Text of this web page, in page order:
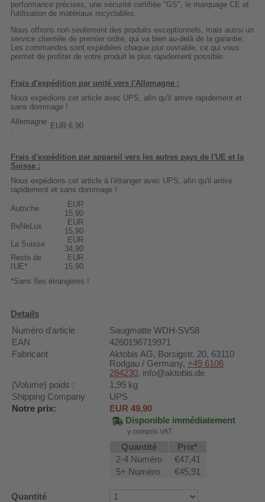
performance précises, une sécurité certifiée "GS", le marquage CE et
l'utilisation de matériaux recyclables.
Nous offrons non seulement des produits exceptionnels, mais aussi un
service clientèle de premier ordre, qui va bien au-delà de la garantie.
Les commandes sont expédiées chaque jour ouvrable, ce qui vous
permet de profiter de votre produit le plus rapidement possible.
Frais d'expédition par unité vers l'Allemagne :
Nous expédions cet article avec UPS, afin qu'il arrive rapidement et
sans dommage !
Allemagne
:
EUR 6,90
Frais d'expédition par appareil vers les autres pays de l'UE et la
Suisse :
Nous expédions cet article à l'étranger avec UPS, afin qu'il arrive
rapidement et sans dommage !
Autriche :
EUR
15,90
BeNeLux
EUR
15,90
La Suisse
EUR
34,90
Reste de
l'UE*
EUR
15,90
*Sans îles étrangères !
Details
Numéro d'article
Saugmatte WDH-SV58
EAN
4260196719971
Fabricant
Aktobis AG, Borsigstr. 20, 63110
Rodgau / Germany, +49 6106
284230, info@aktobis.de
(Volume) poids :
1,95 kg
Shipping Company
UPS
Notre prix:
EUR 49,90
Disponible immédiatement
y compris VAT
Quantité
Prix*
2-4 Numéro
€47,41
5+ Numéro
€45,91
Quantité